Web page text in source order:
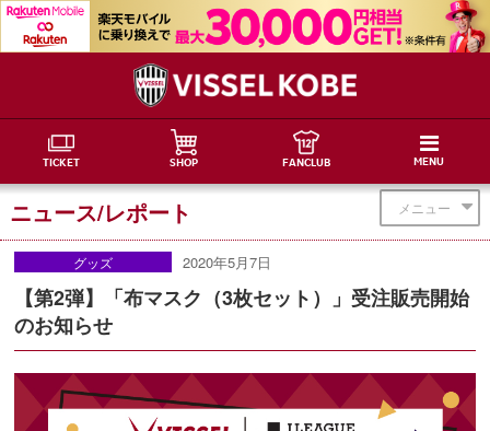
TICKET SHOP FANCLUB MENU
メニュー
ニュース/レポート
グッズ 2020年5月7日
【第2弾】「布マスク（3枚セット）」受注販売開始
のお知らせ